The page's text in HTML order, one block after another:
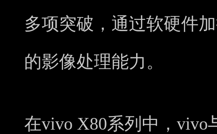
多项突破，通过软硬件
的影像处理能力。
在vivo X80系列中，vivo